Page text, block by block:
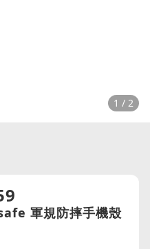
1 / 2
軍規防摔手機殼